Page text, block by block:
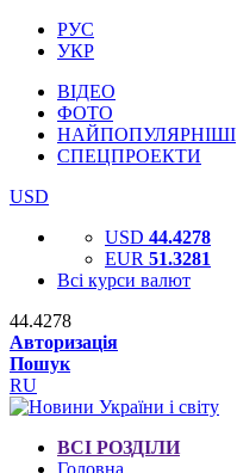
РУС
УКР
ВІДЕО
ФОТО
НАЙПОПУЛЯРНІШІ
СПЕЦПРОЕКТИ
USD
USD 44.4278
EUR 51.3281
Всі курси валют
44.4278
Авторизація
Пошук
RU
ВСІ РОЗДІЛИ
Головна